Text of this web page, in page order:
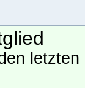
letzten